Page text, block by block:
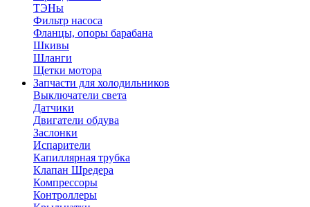
ТЭНы
Фильтр насоса
Фланцы, опоры барабана
Шкивы
Шланги
Щетки мотора
Запчасти для холодильников
Выключатели света
Датчики
Двигатели обдува
Заслонки
Испарители
Капиллярная трубка
Клапан Шредера
Компрессоры
Контроллеры